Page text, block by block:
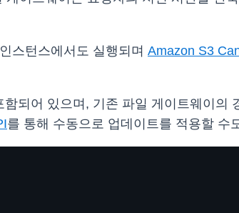
스턴스에서도 실행되며 Amazon S3
되어 있으며, 기존 파일 게이트웨이의
를 통해 수동으로 업데이트를 적용할 수